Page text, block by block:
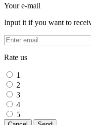
Your e-mail
Input it if you want to
Rate us
1
2
3
4
5